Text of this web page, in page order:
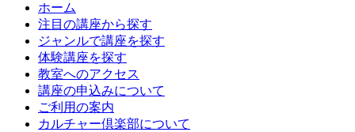
ホーム
注目の講座から探す
ジャンルで講座を探す
体験講座を探す
教室へのアクセス
講座の申込みについて
ご利用の案内
カルチャー倶楽部について